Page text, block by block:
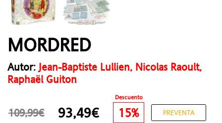
MORDRED
Autor:Jean-Baptiste Lullien, Nicolas Raoult,
Raphaël Guiton
Descuento
109,99€ 93,49€ 15% PREVENTA